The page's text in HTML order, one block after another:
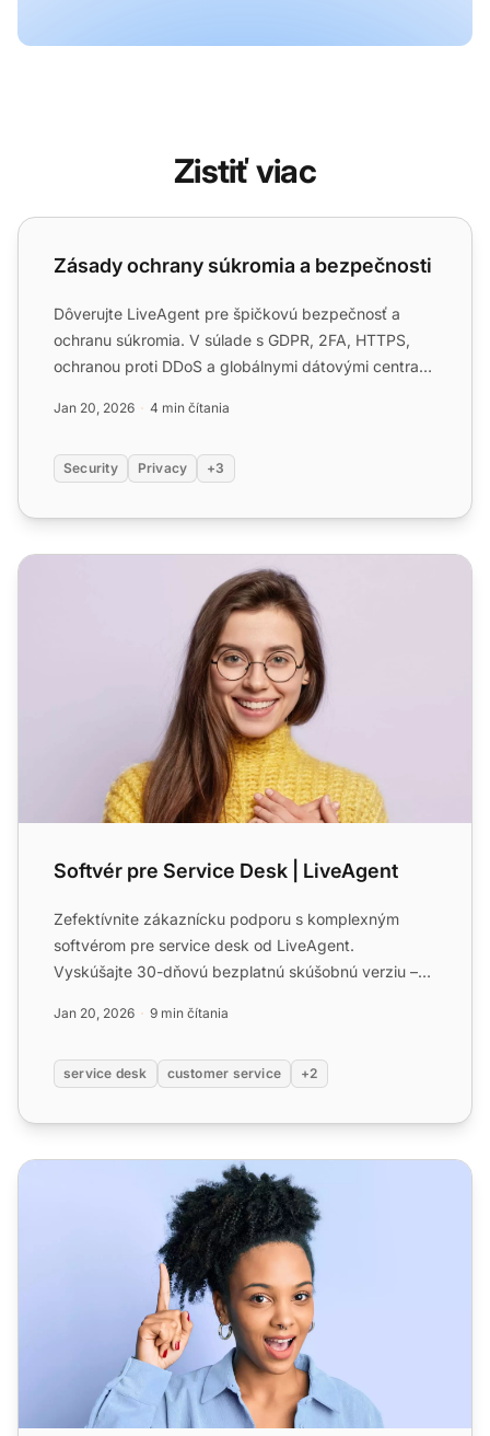
Zistiť viac
Zásady ochrany súkromia a bezpečnosti
Zásady ochrany súkromia a bezpečnosti
Dôverujte LiveAgent pre špičkovú bezpečnosť a
ochranu súkromia. V súlade s GDPR, 2FA, HTTPS,
ochranou proti DDoS a globálnymi dátovými centrami
Jan 20, 2026 4 min čítania
Security Privacy +3
Softvér pre Service Desk | LiveAgent
Softvér pre Service Desk | LiveAgent
Zefektívnite zákaznícku podporu s komplexným
softvérom pre service desk od LiveAgent.
Vyskúšajte 30-dňovú bezplatnú skúšobnú verziu –
Jan 20, 2026 9 min čítania
service desk customer service +2
Help desk softvér pre podniky - LiveAgent